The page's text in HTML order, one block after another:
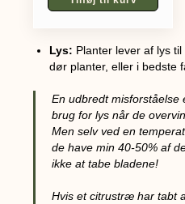
Lys: Planter lever af lys
dør planter, eller i bedste
En udbredt
brug for lys når de
Men selv ved en
de have min 40-50% af
ikke at tabe bladene!
Hvis et citrustræ har tabt